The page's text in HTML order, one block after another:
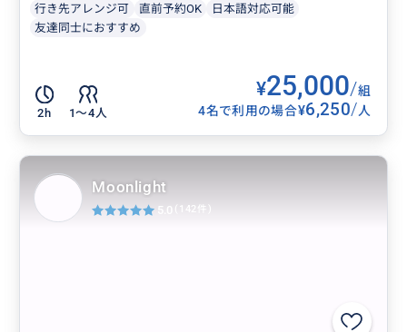
行き先アレンジ可 直前予約OK
日本語対応可能
友達同士におすすめ
2h 1〜4人
¥25,000/組
4名で利用の場合¥6,250/人
Moonlight
5.0 (142件)